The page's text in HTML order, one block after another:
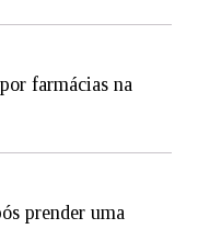
farmácias na
prender uma